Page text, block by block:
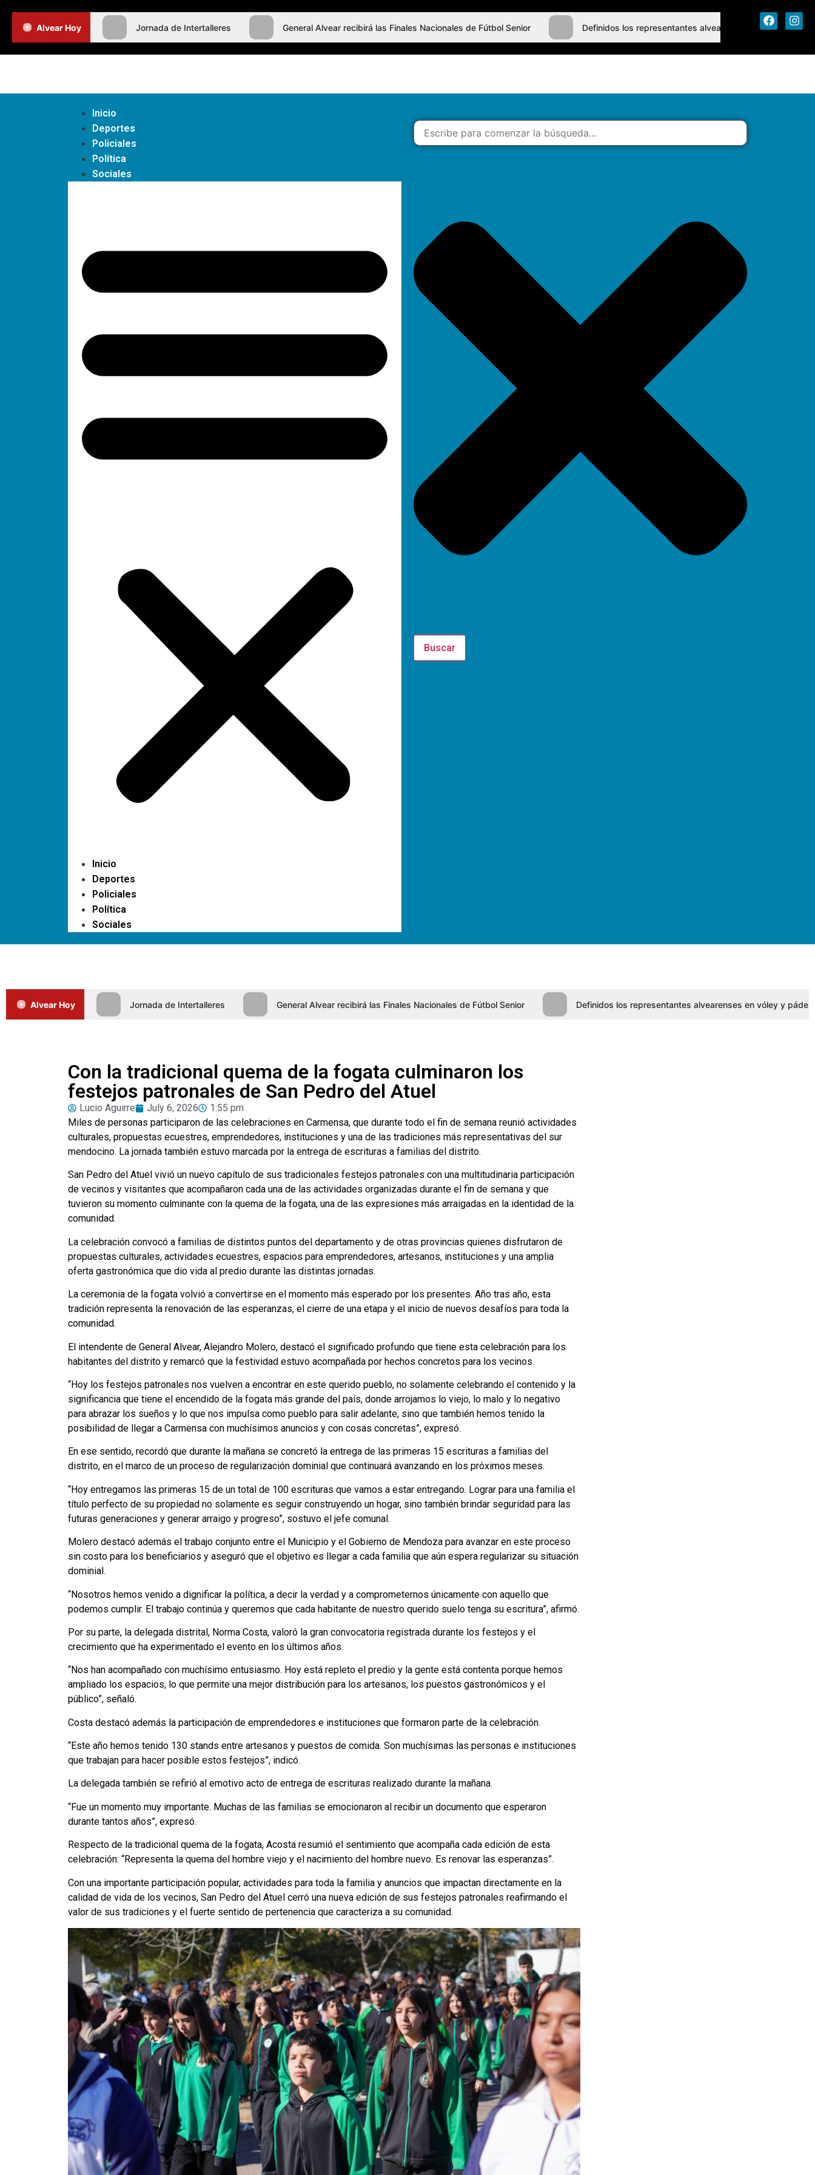
Alvear Hoy Jornada de Intertalleres General Alvear recibirá las Finales Nacionales de Fútbol Senior Definidos los representantes alvearenses en vóley y
Inicio
Deportes
Policiales
Política
Sociales
Inicio
Deportes
Policiales
Política
Sociales
Buscar
Alvear Hoy Jornada de Intertalleres General Alvear recibirá las Finales Nacionales de Fútbol Senior Definidos los representantes alvearenses en vóley y pádel
Con la tradicional quema de la fogata culminaron los
festejos patronales de San Pedro del Atuel
Lucio Aguirre July 6, 2026
1:55 pm
Miles de personas participaron de las celebraciones en Carmensa, que durante todo el fin de semana reunió actividades
culturales, propuestas ecuestres, emprendedores, instituciones y una de las tradiciones más representativas del sur
mendocino. La jornada también estuvo marcada por la entrega de escrituras a familias del distrito.
San Pedro del Atuel vivió un nuevo capítulo de sus tradicionales festejos patronales con una multitudinaria participación
de vecinos y visitantes que acompañaron cada una de las actividades organizadas durante el fin de semana y que
tuvieron su momento culminante con la quema de la fogata, una de las expresiones más arraigadas en la identidad de la
comunidad.
La celebración convocó a familias de distintos puntos del departamento y de otras provincias quienes disfrutaron de
propuestas culturales, actividades ecuestres, espacios para emprendedores, artesanos, instituciones y una amplia
oferta gastronómica que dio vida al predio durante las distintas jornadas.
La ceremonia de la fogata volvió a convertirse en el momento más esperado por los presentes. Año tras año, esta
tradición representa la renovación de las esperanzas, el cierre de una etapa y el inicio de nuevos desafíos para toda la
comunidad.
El intendente de General Alvear, Alejandro Molero, destacó el significado profundo que tiene esta celebración para los
habitantes del distrito y remarcó que la festividad estuvo acompañada por hechos concretos para los vecinos.
“Hoy los festejos patronales nos vuelven a encontrar en este querido pueblo, no solamente celebrando el contenido y la
significancia que tiene el encendido de la fogata más grande del país, donde arrojamos lo viejo, lo malo y lo negativo
para abrazar los sueños y lo que nos impulsa como pueblo para salir adelante, sino que también hemos tenido la
posibilidad de llegar a Carmensa con muchísimos anuncios y con cosas concretas”, expresó.
En ese sentido, recordó que durante la mañana se concretó la entrega de las primeras 15 escrituras a familias del
distrito, en el marco de un proceso de regularización dominial que continuará avanzando en los próximos meses.
“Hoy entregamos las primeras 15 de un total de 100 escrituras que vamos a estar entregando. Lograr para una familia el
título perfecto de su propiedad no solamente es seguir construyendo un hogar, sino también brindar seguridad para las
futuras generaciones y generar arraigo y progreso”, sostuvo el jefe comunal.
Molero destacó además el trabajo conjunto entre el Municipio y el Gobierno de Mendoza para avanzar en este proceso
sin costo para los beneficiarios y aseguró que el objetivo es llegar a cada familia que aún espera regularizar su situación
dominial.
“Nosotros hemos venido a dignificar la política, a decir la verdad y a comprometernos únicamente con aquello que
podemos cumplir. El trabajo continúa y queremos que cada habitante de nuestro querido suelo tenga su escritura”, afirmó.
Por su parte, la delegada distrital, Norma Costa, valoró la gran convocatoria registrada durante los festejos y el
crecimiento que ha experimentado el evento en los últimos años.
“Nos han acompañado con muchísimo entusiasmo. Hoy está repleto el predio y la gente está contenta porque hemos
ampliado los espacios, lo que permite una mejor distribución para los artesanos, los puestos gastronómicos y el
público”, señaló.
Costa destacó además la participación de emprendedores e instituciones que formaron parte de la celebración.
“Este año hemos tenido 130 stands entre artesanos y puestos de comida. Son muchísimas las personas e instituciones
que trabajan para hacer posible estos festejos”, indicó.
La delegada también se refirió al emotivo acto de entrega de escrituras realizado durante la mañana.
“Fue un momento muy importante. Muchas de las familias se emocionaron al recibir un documento que esperaron
durante tantos años”, expresó.
Respecto de la tradicional quema de la fogata, Acosta resumió el sentimiento que acompaña cada edición de esta
celebración: “Representa la quema del hombre viejo y el nacimiento del hombre nuevo. Es renovar las esperanzas”.
Con una importante participación popular, actividades para toda la familia y anuncios que impactan directamente en la
calidad de vida de los vecinos, San Pedro del Atuel cerró una nueva edición de sus festejos patronales reafirmando el
valor de sus tradiciones y el fuerte sentido de pertenencia que caracteriza a su comunidad.